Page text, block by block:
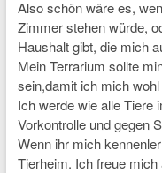
Also schön wäre es,
Zimmer stehen würde,
Haushalt gibt, die mich
Mein Terrarium sollte
sein,damit ich mich
Ich werde wie alle Tiere
Vorkontrolle und gegen
Wenn ihr mich
Tierheim. Ich freue mich